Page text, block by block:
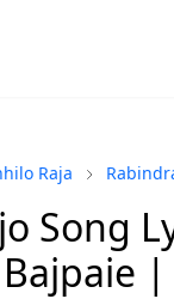
Raja
Song
|